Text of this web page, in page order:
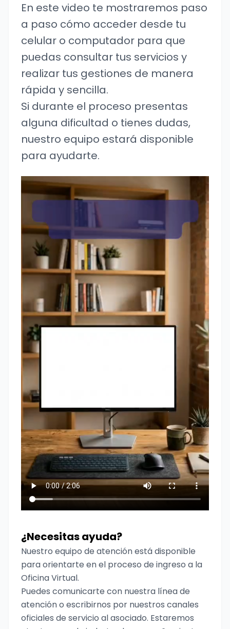
En este video te mostraremos paso
a paso cómo acceder desde tu
celular o computador para que
puedas consultar tus servicios y
realizar tus gestiones de manera
rápida y sencilla.
Si durante el proceso presentas
alguna dificultad o tienes dudas,
nuestro equipo estará disponible
para ayudarte.
¿Necesitas ayuda?
Nuestro equipo de atención está disponible
para orientarte en el proceso de ingreso a la
Oficina Virtual.
Puedes comunicarte con nuestra línea de
atención o escribirnos por nuestros canales
oficiales de servicio al asociado. Estaremos